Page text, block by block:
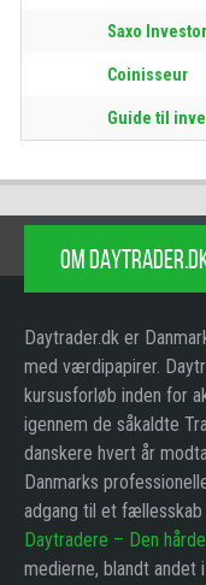
Saxo Investor
Coinisseur
Guide til
OM
Daytrader.dk er
med værdipapirer.
kursusforløb inden for
igennem de såkaldte
danskere hvert år
Danmarks
adgang til et
Daytradere – Den
medierne, blandt andet